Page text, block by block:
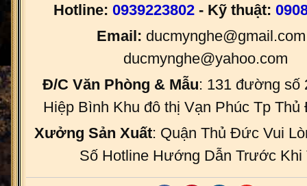
Hotline: 0939223802 - Kỹ thuật:
Email:
ducmynghe@yahoo.com
Đ/C Văn Phòng & Mẫu: 131 đường số
Hiệp Bình Khu đô thị Vạn Phúc Tp
Xưởng Sản Xuất: Quận Thủ Đức Vui
Số Hotline Hướng Dẫn Trước Khi